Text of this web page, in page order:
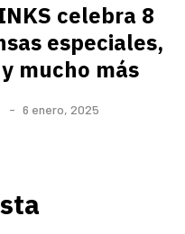
celebra 8
especiales,
mucho más
6 enero, 2025